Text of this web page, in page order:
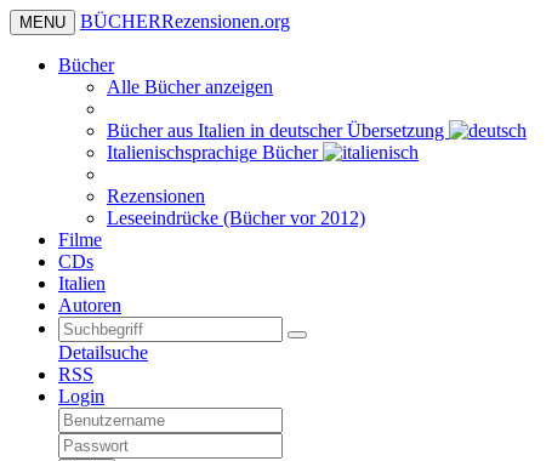
MENU BÜCHERRezensionen.org
Bücher
Alle Bücher anzeigen
Bücher aus Italien in deutscher Übersetzung
Italienischsprachige Bücher
Rezensionen
Leseeindrücke (Bücher vor 2012)
Filme
CDs
Italien
Autoren
Detailsuche
RSS
Login